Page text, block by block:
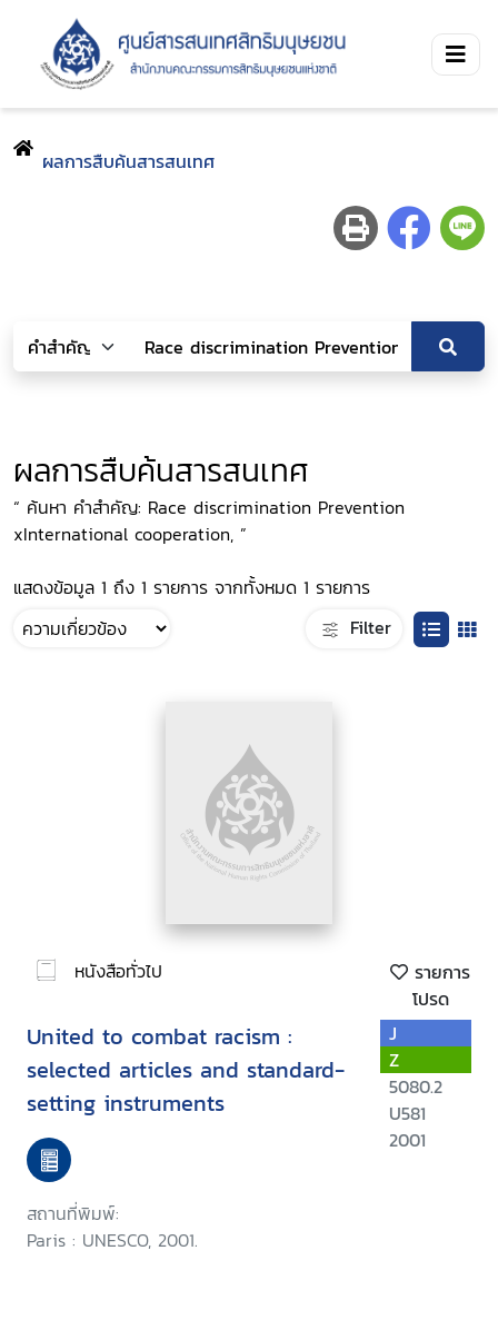
ผลการสืบค้นสารสนเทศ
ผลการสืบค้นสารสนเทศ
“ ค้นหา คำสำคัญ: Race discrimination Prevention
xInternational cooperation, ”
แสดงข้อมูล 1 ถึง 1 รายการ จากทั้งหมด 1 รายการ
Filter
หนังสือทั่วไป
รายการ
โปรด
United to combat racism :
selected articles and standard-
setting instruments
สถานที่พิมพ์:
Paris : UNESCO, 2001.
J
Z
5080.2
U581
2001